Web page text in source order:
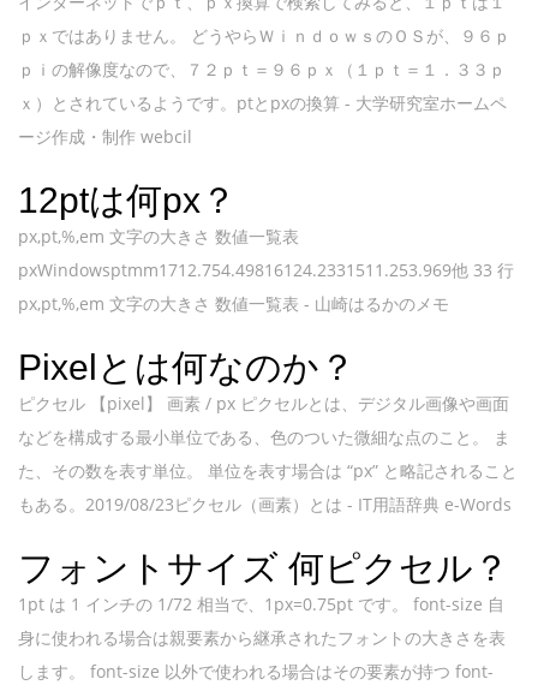
ｐｘではありません。 どうやらＷｉｎｄｏｗｓのＯＳが、９６ｐ
ｐｉの解像度なので、７２ｐｔ＝９６ｐｘ（１ｐｔ＝１．３３ｐ
ｘ）とされているようです。ptとpxの換算 - 大学研究室ホームペ
ージ作成・制作 webcil
12ptは何px？
px,pt,%,em 文字の大きさ 数値一覧表
pxWindowsptmm1712.754.49816124.2331511.253.969他 33 行
px,pt,%,em 文字の大きさ 数値一覧表 - 山崎はるかのメモ
Pixelとは何なのか？
ピクセル 【pixel】 画素 / px ピクセルとは、デジタル画像や画面
などを構成する最小単位である、色のついた微細な点のこと。 ま
た、その数を表す単位。 単位を表す場合は “px” と略記されること
もある。2019/08/23ピクセル（画素）とは - IT用語辞典 e-Words
フォントサイズ 何ピクセル？
1pt は 1 インチの 1/72 相当で、1px=0.75pt です。 font-size 自
身に使われる場合は親要素から継承されたフォントの大きさを表
します。 font-size 以外で使われる場合はその要素が持つ font-